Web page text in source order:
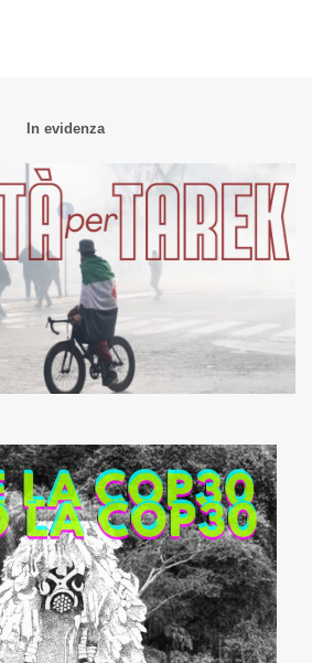
In evidenza